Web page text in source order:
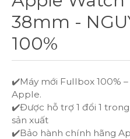
38mm -
100%
✔️Máy mới Fullbox 100%
Apple.
✔️Được hỗ trợ 1 đổi 1
sản xuất
✔️Bảo hành chính hãng
IPHONE 14 PRO
IPHONE 14
IPHONE 14 PLUS
IPHONE 13 PRO MAX